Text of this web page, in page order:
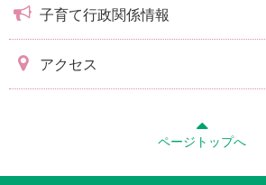
子育て行政関係情報
アクセス
ページトップへ